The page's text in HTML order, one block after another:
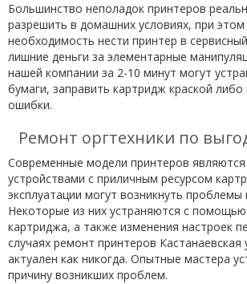
Большинство неполадок принтеров
разрешить в домашних условиях, при этом
необходимость нести принтер в
лишние деньги за элементарные
нашей компании за 2-10 минут могут
бумаги, заправить картридж краской либо
ошибки.
Ремонт оргтехники по
Современные модели принтеров
устройствами с приличным ресурсом
эксплуатации могут возникнуть проблемы
Некоторые из них устраняются с помощью
картриджа, а также изменения настроек
случаях ремонт принтеров Кастанаевская
актуален как никогда. Опытные мастера
причину возникших проблем.